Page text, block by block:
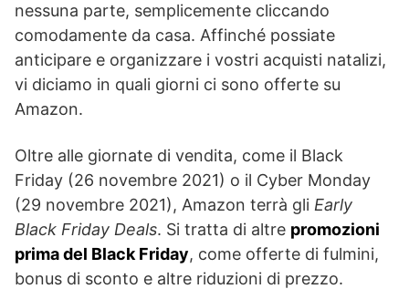
nessuna parte, semplicemente cliccando
comodamente da casa. Affinché possiate
anticipare e organizzare i vostri acquisti natalizi,
vi diciamo in quali giorni ci sono offerte su
Amazon.
Oltre alle giornate di vendita, come il Black
Friday (26 novembre 2021) o il Cyber Monday
(29 novembre 2021), Amazon terrà gli Early
Black Friday Deals. Si tratta di altre promozioni
prima del Black Friday, come offerte di fulmini,
bonus di sconto e altre riduzioni di prezzo.